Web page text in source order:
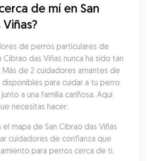
de mí en San
de perros particulares de
Cibrao das Viñas nunca ha sido tan
de 2 cuidadores amantes de
para cuidar a tu perro
a una familia cariñosa. Aquí
necesitas hacer:
el mapa de San Cibrao das Viñas
cuidadores de confianza que
para perros cerca de ti.